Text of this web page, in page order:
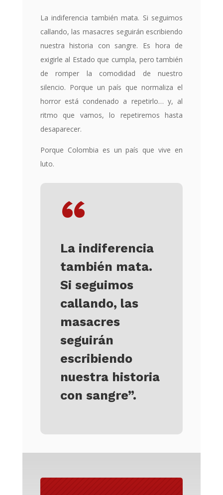
La indiferencia también mata. Si seguimos
callando, las masacres seguirán escribiendo
nuestra historia con sangre. Es hora de
exigirle al Estado que cumpla, pero también
de romper la comodidad de nuestro
silencio. Porque un país que normaliza el
horror está condenado a repetirlo… y, al
ritmo que vamos, lo repetiremos hasta
desaparecer.
Porque Colombia es un país que vive en
luto.
“
La indiferencia
también mata.
Si seguimos
callando, las
masacres
seguirán
escribiendo
nuestra historia
con sangre”.